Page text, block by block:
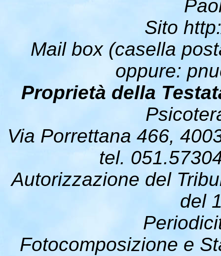
Sito
Mail box (casella
oppure:
Proprietà della
Via Porrettana 466,
tel.
Autorizzazione del
del
Fotocomposizione e